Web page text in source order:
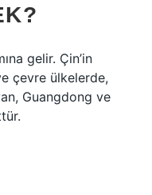
gelir. Çin’in
çevre ülkelerde,
Guangdong ve